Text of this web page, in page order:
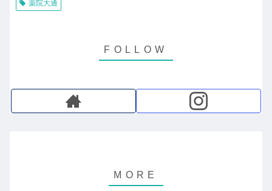
薬院大通